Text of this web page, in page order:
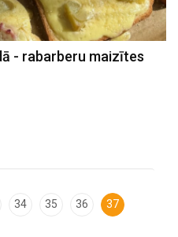
- rabarberu maizītes
34 35 36 37